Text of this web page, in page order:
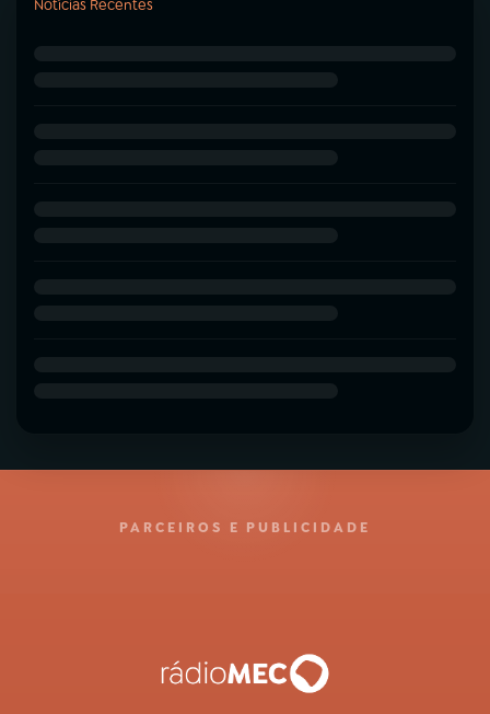
Notícias Recentes
PARCEIROS E PUBLICIDADE